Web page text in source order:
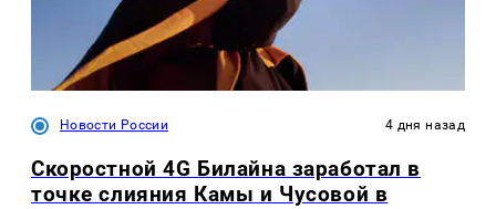
Новости России 4 дня назад
Скоростной 4G Билайна заработал в
точке слияния Камы и Чусовой в